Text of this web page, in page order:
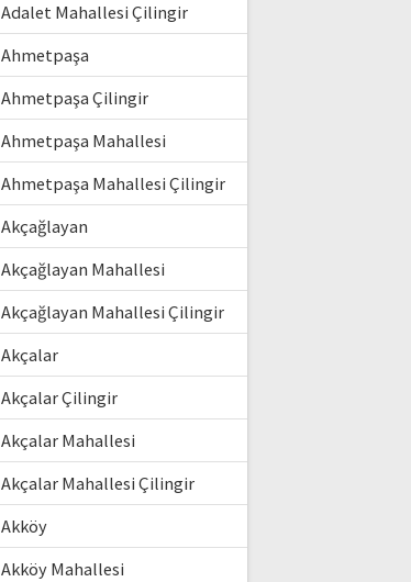
Adalet Mahallesi Çilingir
Ahmetpaşa
Ahmetpaşa Çilingir
Ahmetpaşa Mahallesi
Ahmetpaşa Mahallesi Çilingir
Akçağlayan
Akçağlayan Mahallesi
Akçağlayan Mahallesi Çilingir
Akçalar
Akçalar Çilingir
Akçalar Mahallesi
Akçalar Mahallesi Çilingir
Akköy
Akköy Mahallesi